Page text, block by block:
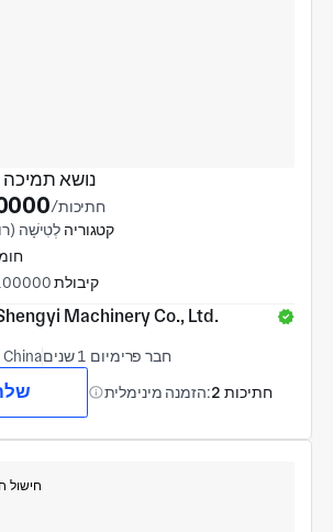
נושא תמיכה
/חתיכות
קטגוריה לְטִישָׁה
קיבולת 100000 חתיכות /
Machinery Co., Ltd.
China חבר פרימיום 1 שנים
הזמנה מינימלית: 2 חתיכות